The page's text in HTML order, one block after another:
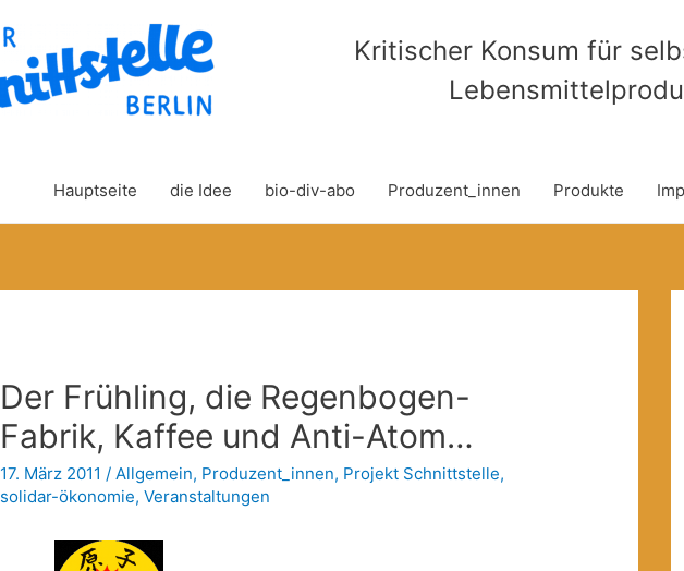
Kritischer Konsum für
Hauptseite die Idee bio-div-abo Produzent_innen Produkte
Der Frühling, die Regenbogen-
Fabrik, Kaffee und Anti-Atom…
17. März 2011 /Allgemein, Produzent_innen, Projekt Schnittstelle,
solidar-ökonomie,Veranstaltungen